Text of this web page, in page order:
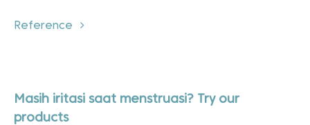
Reference
Masih iritasi saat menstruasi? Try our
products